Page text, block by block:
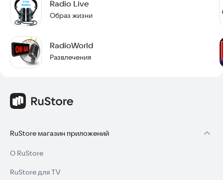
международной аудитории. Это отличный выбор для тех, кто
хочет расширить свою музыкальную коллекцию и получить
доступ к разнообразной радиопрограмме без ограничений.
Попробуйте «Electronic Radio Full» уже сегодня и откройте
для себя бесконечный мир музыки и новостей со всего
мира.
Radio Live
Образ жизни
RadioWorld
Развлечения
RuStore магазин приложений
О RuStore
RuStore для TV